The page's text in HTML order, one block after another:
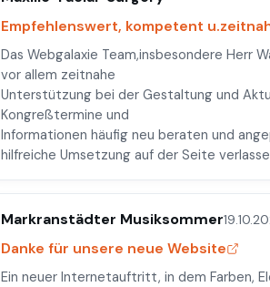
Empfehlenswert, kompetent
Das Webgalaxie Team,insbesondere Herr
vor allem zeitnahe
Unterstützung bei der Gestaltung und
Kongreßtermine und
Informationen häufig neu beraten und
hilfreiche Umsetzung auf der Seite
Markranstädter Musiksommer
Danke für unsere neue Website
Ein neuer Internetauftritt, in dem Farben,